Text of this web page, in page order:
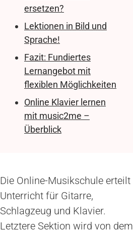
ersetzen?
Lektionen in Bild und
Sprache!
Fazit: Fundiertes
Lernangebot mit
flexiblen Möglichkeiten
Online Klavier lernen
mit music2me –
Überblick
Die Online-Musikschule erteilt
Unterricht für Gitarre,
Schlagzeug und Klavier.
Letztere Sektion wird von dem